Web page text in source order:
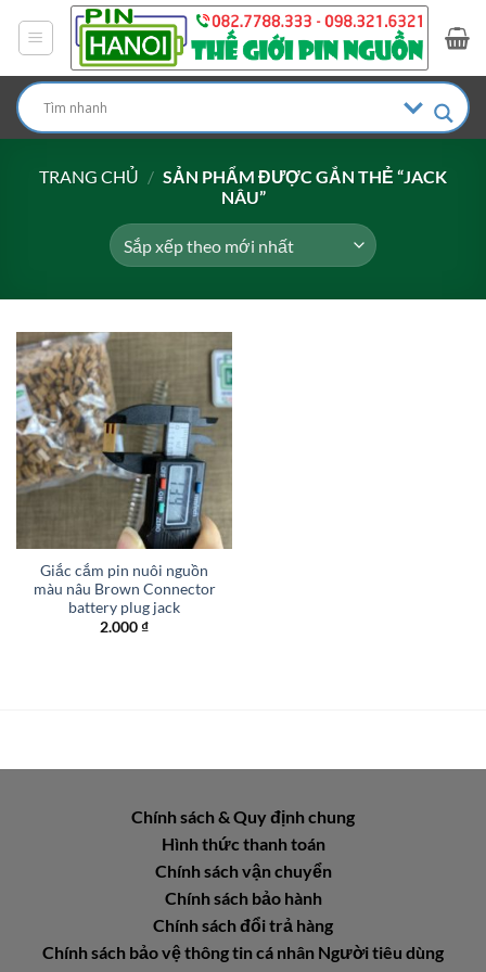
dung
TRANG CHỦ / SẢN PHẨM ĐƯỢC GẮN THẺ “JACK
NÂU”
Giắc cắm pin nuôi nguồn
màu nâu Brown Connector
battery plug jack
2.000₫
Chính sách & Quy định chung
Hình thức thanh toán
Chính sách vận chuyển
Chính sách bảo hành
Chính sách đổi trả hàng
Chính sách bảo vệ thông tin cá nhân Người tiêu dùng